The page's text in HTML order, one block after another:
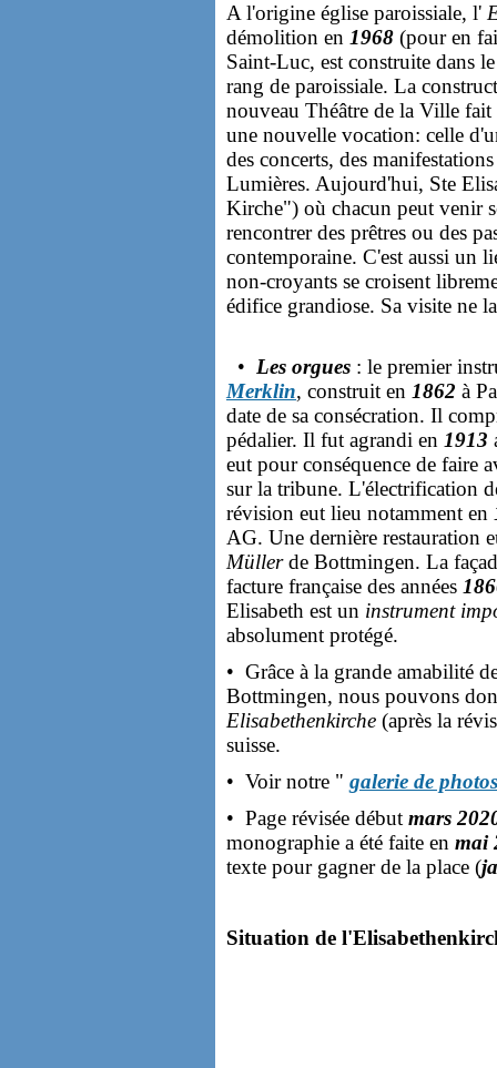
A l'origine église paroissiale, l'
démolition en 1968 (pour en
Saint-Luc, est construite dans
rang de paroissiale. La
nouveau Théâtre de la Ville
une nouvelle vocation: celle
des concerts, des
Lumières. Aujourd'hui, Ste
Kirche") où chacun peut venir
rencontrer des prêtres ou des
contemporaine. C'est aussi un
non-croyants se croisent
édifice grandiose. Sa visite ne
• Les orgues : le premier
Merklin, construit en 1862 à
date de sa consécration. Il
pédalier. Il fut agrandi en 1913
eut pour conséquence de faire
sur la tribune. L'électrification
révision eut lieu notamment en
AG. Une dernière restauration
Müllerde Bottmingen. La
facture française des années
Elisabeth est un instrument
absolument protégé.
• Grâce à la grande amabilité
Bottmingen, nous pouvons
Elisabethenkirche (après la
suisse.
• Voir notre " galerie de photos
• Page révisée début mars
monographie a été faite en mai
texte pour gagner de la place (
Situation de